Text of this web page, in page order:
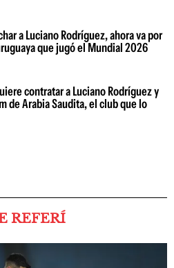
a Luciano Rodríguez, ahora va por
que jugó el Mundial 2026
contratar a Luciano Rodríguez y
de Arabia Saudita, el club que lo
REFERÍ